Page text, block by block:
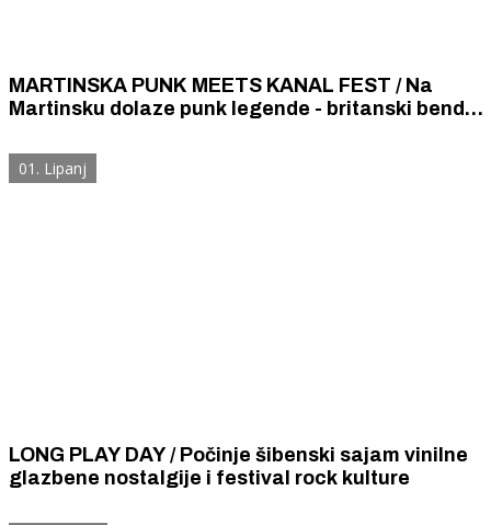
MARTINSKA PUNK MEETS KANAL FEST / Na
Martinsku dolaze punk legende - britanski bend
01. Lipanj
LONG PLAY DAY / Počinje šibenski sajam vinilne
glazbene nostalgije i festival rock kulture